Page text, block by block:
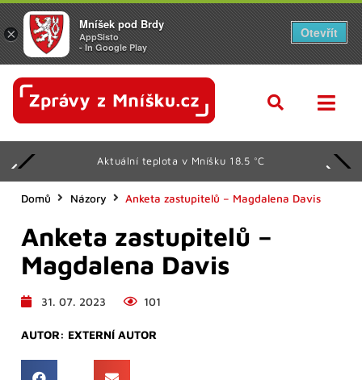
Aktuální teplota v Mníšku 18.5 °C
Domů Názory Anketa zastupitelů – Magdalena Davis
Anketa zastupitelů –
Magdalena Davis
31. 07. 2023 101
AUTOR: EXTERNÍ AUTOR
×
Mníšek pod Brdy
AppSisto
- In Google Play
Otevřít